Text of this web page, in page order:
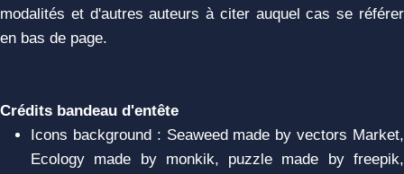
modalités et d'autres auteurs à citer auquel cas se référer
en bas de page.
Crédits bandeau d'entête
Icons background : Seaweed made by vectors Market,
Ecology made by monkik, puzzle made by freepik,